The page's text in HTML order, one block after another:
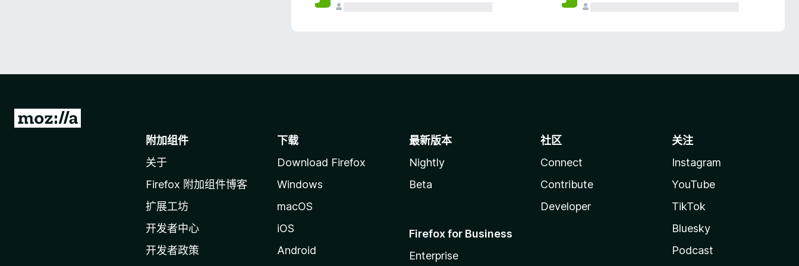
转
附加组件
关于
Firefox 附加组件博客
扩展工坊
开发者中心
开发者政策
下载
Download Firefox
Windows
macOS
iOS
Android
最新版本
Nightly
Beta
Firefox for Business
Enterprise
社区
Connect
Contribute
Developer
关注
Instagram
YouTube
TikTok
Bluesky
Podcast